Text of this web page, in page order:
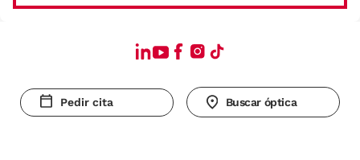
Pedir cita Buscar óptica